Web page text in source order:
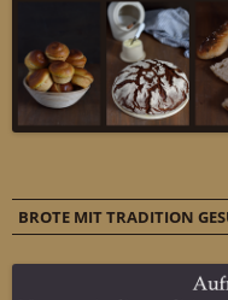
BROTE MIT TRADITION